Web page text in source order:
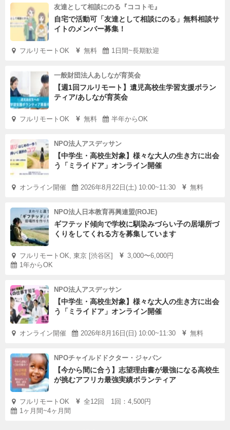
友達として相談にのる『ココトモ』
自宅で活動可「友達として相談にのる」無料相談サ
イトのメンバー募集！
フルリモートOK 無料 1日間~長期歓迎
一般財団法人あしなが育英会
【週1回フルリモート】遺児高校生学習支援ボラン
ティア/あしなが育英会
フルリモートOK 無料 半年からOK
NPO法人アスデッサン
【中学生・高校生対象】様々な大人の生き方に出会
う「ミライドア」オンライン開催
オンライン開催 2026年8月22日(土) 10:00~11:30 無料
NPO法人日本教育再興連盟(ROJE)
ギフテッド傾向で学校に馴染みづらい子の居場所づ
くりをしてくれる方を募集しています
フルリモートOK, 東京 [渋谷区]
3,000〜6,000円
1年からOK
NPO法人アスデッサン
【中学生・高校生対象】様々な大人の生き方に出会
う「ミライドア」オンライン開催
オンライン開催 2026年8月16日(日) 10:00~11:30 無料
NPOチャイルドドクター・ジャパン
【今から間に合う】志望理由書が最強になる高校生
が挑むアフリカ最強実績ボランティア
フルリモートOK
全12回 1回：4,500円
1ヶ月間~4ヶ月間